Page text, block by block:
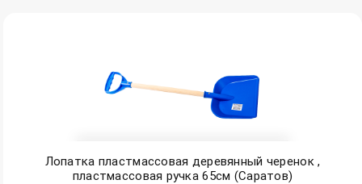
Лопатка пластмассовая деревянный черенок ,
пластмассовая ручка 65см (Саратов)